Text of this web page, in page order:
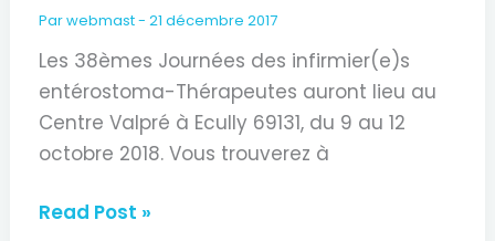
Parwebmast- 21 décembre 2017
Les 38èmes Journées des infirmier(e)s
entérostoma-Thérapeutes auront lieu au
Centre Valpré à Ecully 69131, du 9 au 12
octobre 2018. Vous trouverez à
38èmes
Read Post »